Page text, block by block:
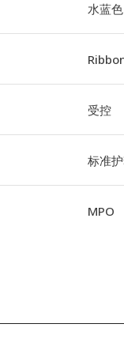
水蓝色
受控
标准
MPO